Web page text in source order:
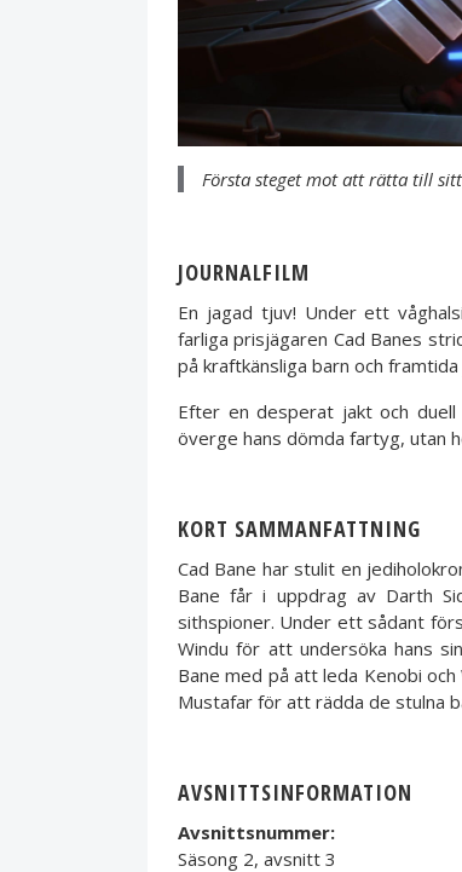
Första steget mot att rätta till
JOURNALFILM
En jagad tjuv! Under ett
farliga prisjägaren Cad Banes
på kraftkänsliga barn och
Efter en desperat jakt och duell
överge hans dömda fartyg, utan
KORT SAMMANFATTNING
Cad Bane har stulit en
Bane får i uppdrag av Darth
sithspioner. Under ett sådant
Windu för att undersöka hans
Bane med på att leda Kenobi
Mustafar för att rädda de stulna
AVSNITTSINFORMATION
Avsnittsnummer:
Säsong 2, avsnitt 3